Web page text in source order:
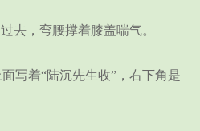
，弯腰撑着膝盖喘气。
着“陆沉先生收”，右下角是